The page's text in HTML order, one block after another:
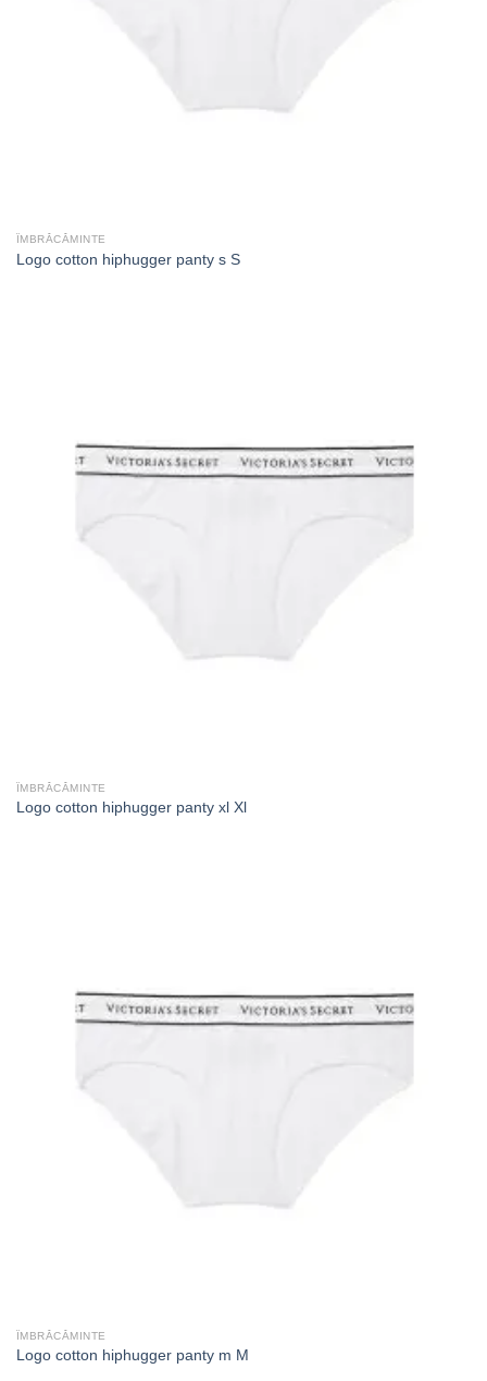
ÎMBRĂCĂMINTE
Logo cotton hiphugger panty s S
ÎMBRĂCĂMINTE
Logo cotton hiphugger panty xl Xl
ÎMBRĂCĂMINTE
Logo cotton hiphugger panty m M